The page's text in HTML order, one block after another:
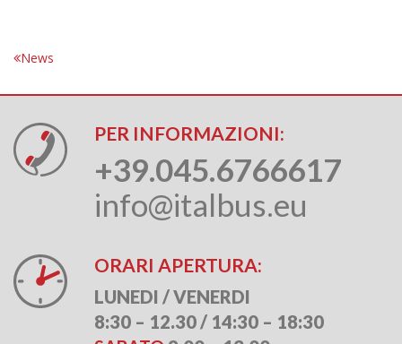
News
PER INFORMAZIONI:
+39.045.6766617
info@italbus.eu
ORARI APERTURA:
LUNEDI / VENERDI
8:30 – 12.30 / 14:30 – 18:30